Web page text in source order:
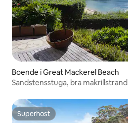
Boende i Great Mackerel Beach
Sandstensstuga, bra makrillstrand
Superhost
Superhost